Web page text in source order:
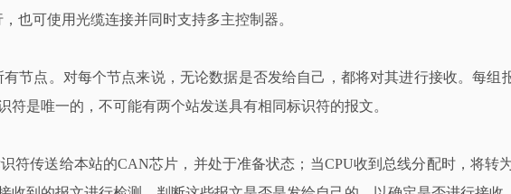
也可使用光缆连接并同时支持多主控制器。
节点。对每个节点来说，无论数据是否发给自己，都将对其进行接收。每组
是唯一的，不可能有两个站发送具有相同标识符的报文。
符传送给本站的CAN芯片，并处于准备状态；当CPU收到总线分配时，将转